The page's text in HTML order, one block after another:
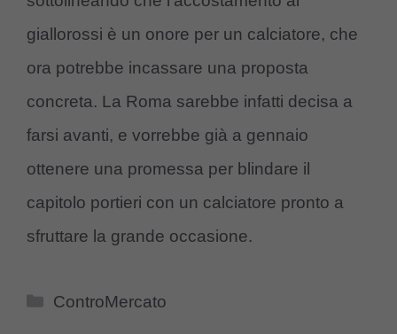
giallorossi è un onore per un calciatore, che
ora potrebbe incassare una proposta
concreta. La Roma sarebbe infatti decisa a
farsi avanti, e vorrebbe già a gennaio
ottenere una promessa per blindare il
capitolo portieri con un calciatore pronto a
sfruttare la grande occasione.
Categorie
ControMercato